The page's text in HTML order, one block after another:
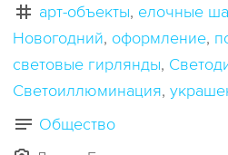
арт-объекты елочные
Новогодний оформление
световые гирлянды
Светоиллюминация
Общество